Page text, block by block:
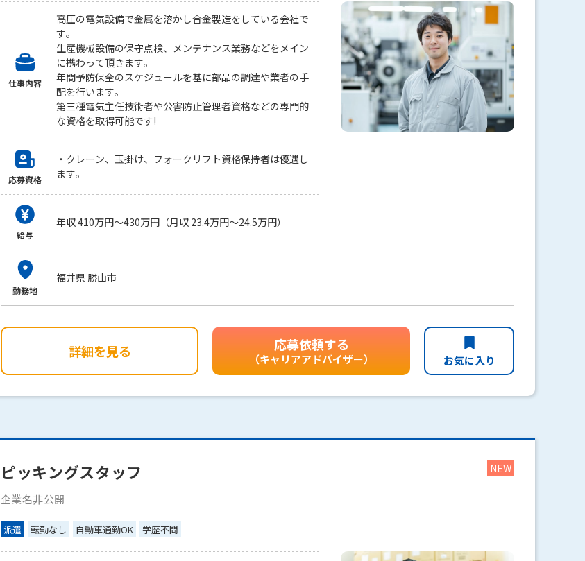
仕事内容
高圧の電気設備で金属を溶かし合金製造をしている会社で
す。
生産機械設備の保守点検、メンテナンス業務などをメイン
に携わって頂きます。
年間予防保全のスケジュールを基に部品の調達や業者の手
配を行います。
第三種電気主任技術者や公害防止管理者資格などの専門的
な資格を取得可能です!
応募資格
・クレーン、玉掛け、フォークリフト資格保持者は優遇し
ます。
給与
年収 410万円～430万円（月収 23.4万円～24.5万円）
勤務地
福井県 勝山市
詳細を見る 応募依頼する
（キャリアアドバイザー） お気に入り
ピッキングスタッフ
企業名非公開
派遣 転勤なし 自動車通勤OK 学歴不問